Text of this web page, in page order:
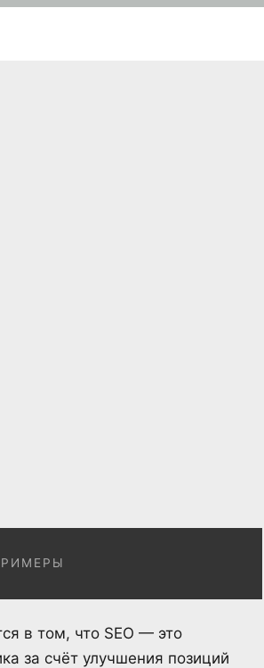
в том, что SEO — это
за счёт улучшения позиций